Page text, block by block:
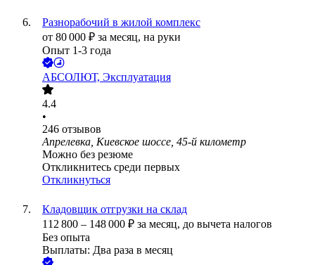
Разнорабочий в жилой комплекс
от 80 000 ₽ за месяц, на руки
Опыт 1-3 года
АБСОЛЮТ, Эксплуатация
4.4
•
246 отзывов
Апрелевка, Киевское шоссе, 45-й километр
Можно без резюме
Откликнитесь среди первых
Откликнуться
Кладовщик отгрузки на склад
112 800 – 148 000 ₽ за месяц, до вычета налогов
Без опыта
Выплаты: Два раза в месяц